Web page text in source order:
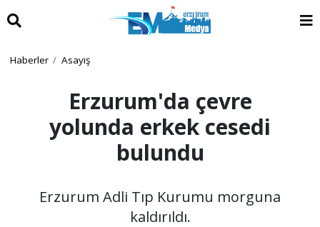
Haberler Asayiş
Erzurum'da çevre
yolunda erkek cesedi
bulundu
Erzurum Adli Tıp Kurumu morguna
kaldırıldı.